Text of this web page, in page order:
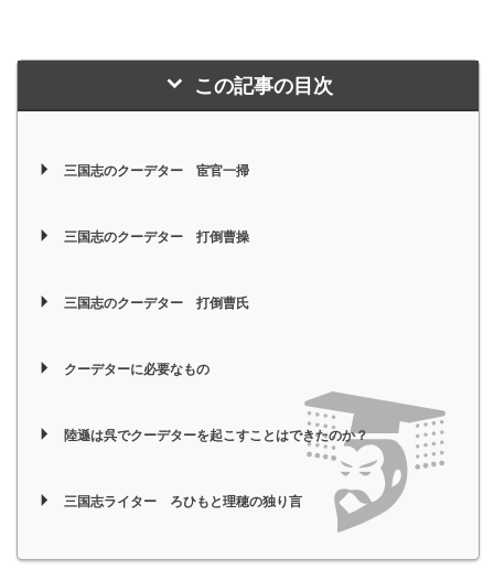
この記事の目次
三国志のクーデター 宦官一掃
三国志のクーデター 打倒曹操
三国志のクーデター 打倒曹氏
クーデターに必要なもの
陸遜は呉でクーデターを起こすことはできたのか？
三国志ライター ろひもと理穂の独り言